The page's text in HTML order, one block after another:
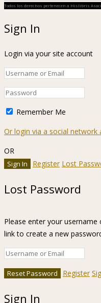
Todos los derechos pertenecen a Hislibris
Sign In
Login via your site account
Remember Me
Or login via a social network
OR
Register Lost
Lost Password
Please enter your username
link to create a new
Register
Sign In